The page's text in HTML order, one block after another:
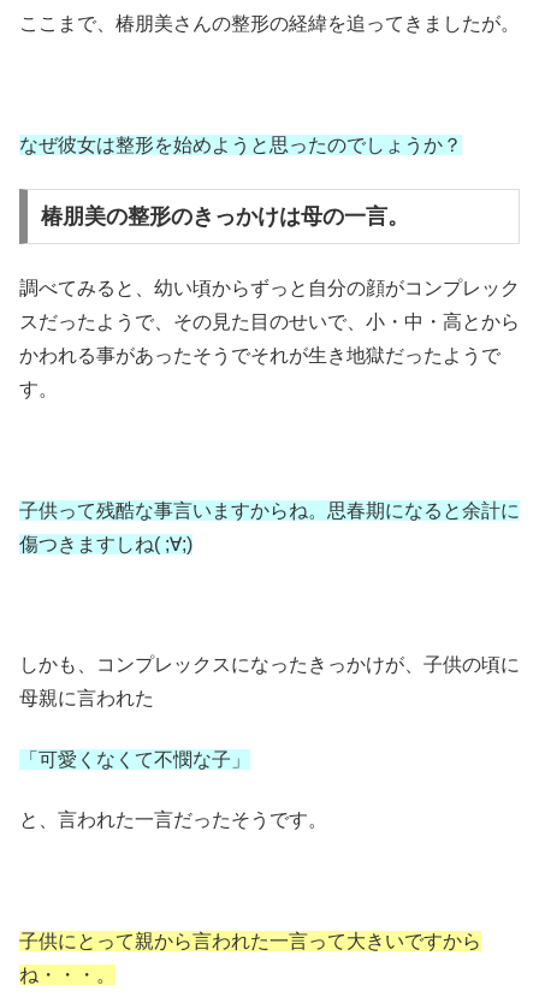
ここまで、椿朋美さんの整形の経緯を追ってきましたが。
なぜ彼女は整形を始めようと思ったのでしょうか？
椿朋美の整形のきっかけは母の一言。
調べてみると、幼い頃からずっと自分の顔がコンプレック
スだったようで、その見た目のせいで、小・中・高とから
かわれる事があったそうでそれが生き地獄だったようで
す。
子供って残酷な事言いますからね。思春期になると余計に
傷つきますしね( ;∀;)
しかも、コンプレックスになったきっかけが、子供の頃に
母親に言われた
「可愛くなくて不憫な子」
と、言われた一言だったそうです。
子供にとって親から言われた一言って大きいですから
ね・・・。